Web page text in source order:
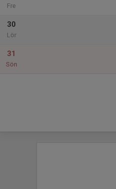
Fre
30
Lör
31
Sön